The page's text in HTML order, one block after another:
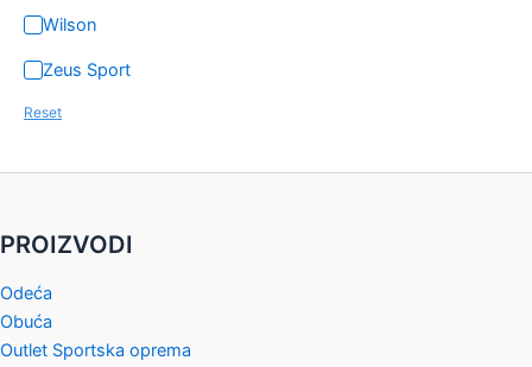
Wilson
Zeus Sport
Reset
PROIZVODI
Odeća
Obuća
Outlet Sportska oprema